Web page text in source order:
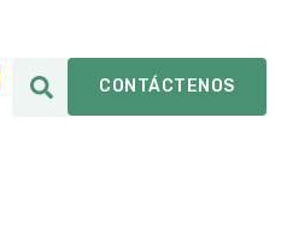
CONTÁCTENOS